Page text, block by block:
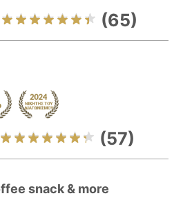
(65)
(57)
snack & more